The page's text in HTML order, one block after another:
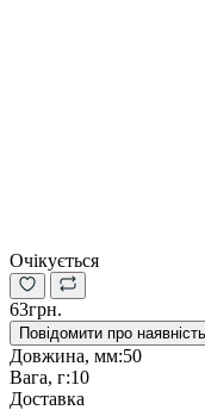
Очікується
63грн.
Повідомити про наявність
Довжина, мм:50
Вага, г:10
Доставка